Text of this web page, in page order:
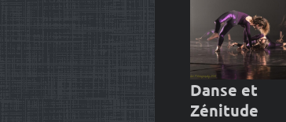
Danse et
Zénitude